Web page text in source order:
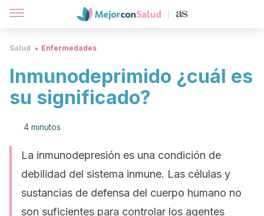
Salud Enfermedades
Inmunodeprimido ¿cuál es
su significado?
4 minutos
La inmunodepresión es una condición de
debilidad del sistema inmune. Las células y
sustancias de defensa del cuerpo humano no
son suficientes para controlar los agentes